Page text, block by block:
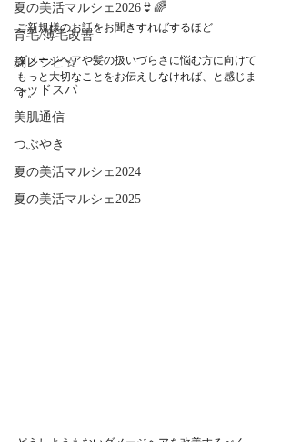
夏の美活マルシェ2026👙🌈
育毛/薄毛改善
麹レシピ☆
ヘッドスパ
美肌通信
つぶやき
夏の美活マルシェ2024
夏の美活マルシェ2025
ご新規様のお話をお聞きすればするほど
ダメージヘアや髪の扱いづらさに悩む方に向けて
もっと大切なことをお伝えしなければ、と感じま
す。